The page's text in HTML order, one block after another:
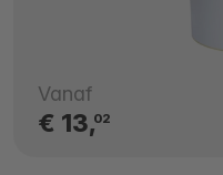
Vanaf
€ 13,02